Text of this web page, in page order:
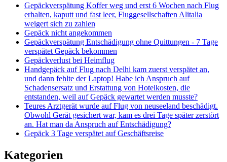
Gepäckverspätung Koffer weg und erst 6 Wochen nach Flug
erhalten, kaputt und fast leer, Fluggesellschaften Alitalia
weigert sich zu zahlen
Gepäck nicht angekommen
Gepäckverspätung Entschädigung ohne Quittungen - 7 Tage
verspätet Gepäck bekommen
Gepäckverlust bei Heimflug
Handgepäck auf Flug nach Delhi kam zuerst verspätet an,
und dann fehlte der Laptop! Habe ich Anspruch auf
Schadensersatz und Erstattung von Hotelkosten, die
entstanden, weil auf Gepäck gewartet werden musste?
Teures Arztgerät wurde auf Flug von neuseeland beschädigt.
Obwohl Gerät gesichert war, kam es drei Tage später zerstört
an. Hat man da Anspruch auf Entschädigung?
Gepäck 3 Tage verspätet auf Geschäftsreise
Kategorien